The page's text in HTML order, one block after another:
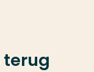
terug